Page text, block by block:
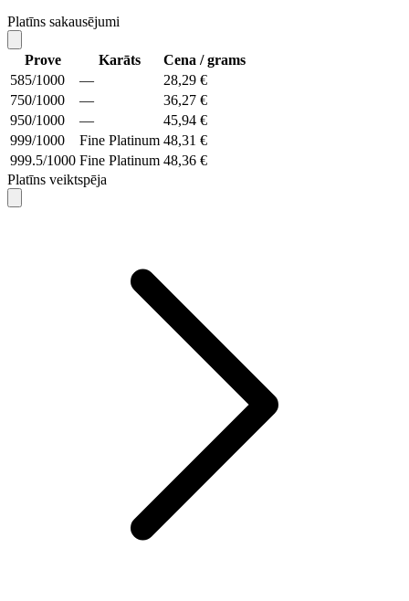
Platīns sakausējumi
Prove Karāts
Cena / grams
585/1000
—
28,29 €
750/1000
—
36,27 €
950/1000
—
45,94 €
999/1000
Fine Platinum 48,31 €
999.5/1000 Fine Platinum 48,36 €
Platīns veiktspēja